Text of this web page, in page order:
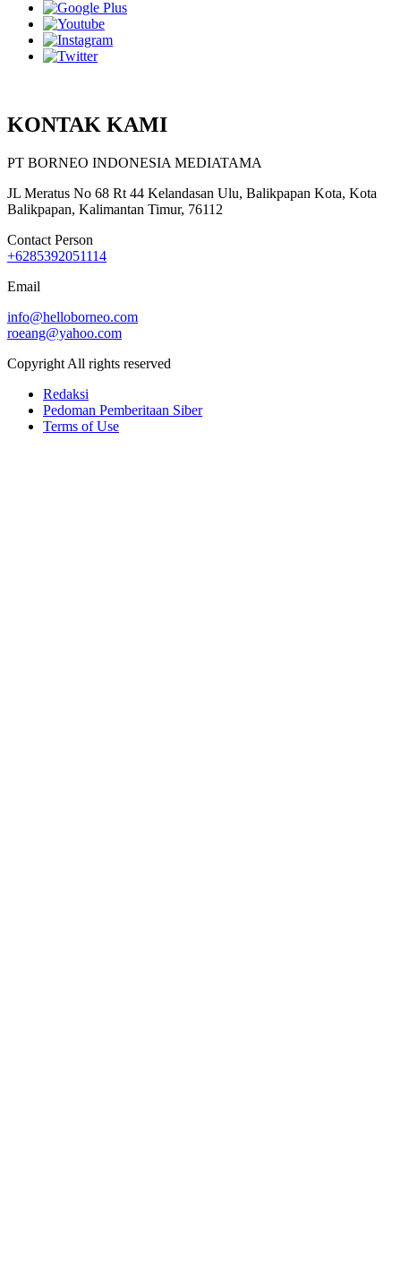
KONTAK KAMI
PT BORNEO INDONESIA MEDIATAMA
JL Meratus No 68 Rt 44 Kelandasan Ulu, Balikpapan Kota, Kota
Balikpapan, Kalimantan Timur, 76112
Contact Person
+6285392051114
Email
info@helloborneo.com
roeang@yahoo.com
Copyright All rights reserved
Redaksi
Pedoman Pemberitaan Siber
Terms of Use